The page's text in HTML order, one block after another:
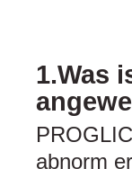
1.Was
abnorm